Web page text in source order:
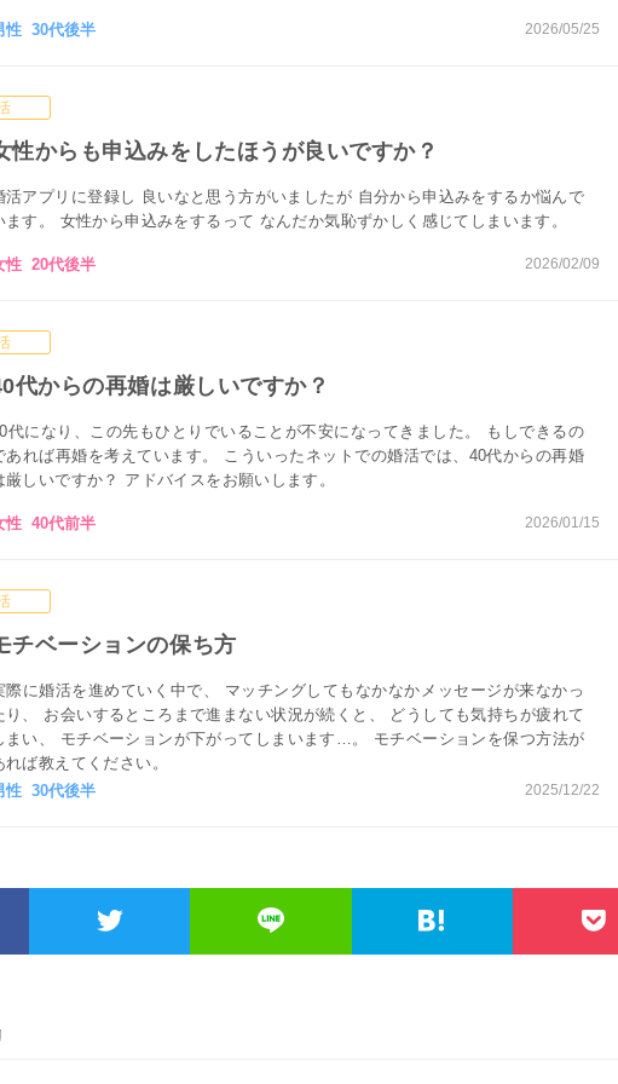
性 30代後半 2026/05/25
性からも申込みをしたほうが良いですか？
活アプリに登録し 良いなと思う方がいましたが 自分から申込みをするか悩んで
ます。 女性から申込みをするって なんだか気恥ずかしく感じてしまいます。
性 20代後半 2026/02/09
代からの再婚は厳しいですか？
代になり、この先もひとりでいることが不安になってきました。 もしできるの
あれば再婚を考えています。 こういったネットでの婚活では、40代からの再婚
厳しいですか？ アドバイスをお願いします。
性 40代前半 2026/01/15
チベーションの保ち方
際に婚活を進めていく中で、 マッチングしてもなかなかメッセージが来なかっ
り、 お会いするところまで進まない状況が続くと、 どうしても気持ちが疲れて
まい、 モチベーションが下がってしまいます…。 モチベーションを保つ方法が
れば教えてください。
性 30代後半
2025/12/22